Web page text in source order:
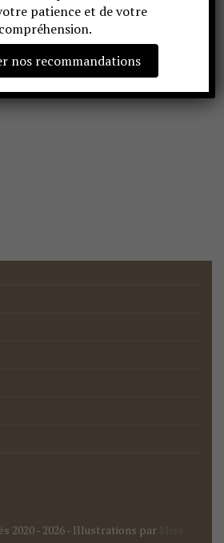
2020 - 2026- Illustrations par Miss
patience et de votre
compréhension.
nos recommandations